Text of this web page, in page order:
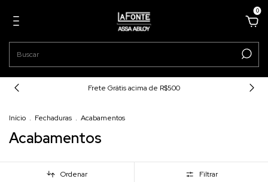
0
Frete Grátis acima de R$500
Início . Fechaduras . Acabamentos
Acabamentos
Ordenar Filtrar